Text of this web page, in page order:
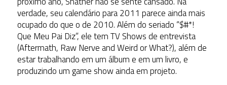
verdade, seu calendário para 2011 parece ainda mais
ocupado do que o de 2010. Além do seriado “$#*!
Que Meu Pai Diz”, ele tem TV Shows de entrevista
(Aftermath, Raw Nerve and Weird or What?), além de
estar trabalhando em um álbum e em um livro, e
produzindo um game show ainda em projeto.